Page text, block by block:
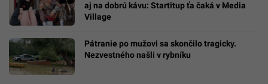
aj na dobrú kávu: Startitup ťa čaká v Media
Village
Pátranie po mužovi sa skončilo tragicky.
Nezvestného našli v rybníku